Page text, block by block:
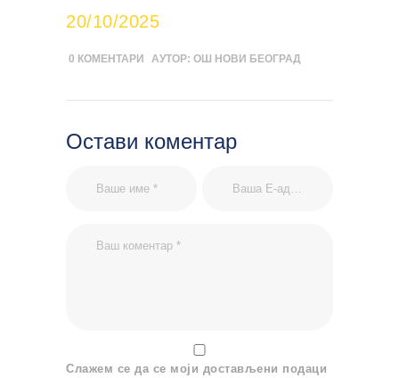
20/10/2025
0 КОМЕНТАРИ АУТОР: ОШ НОВИ БЕОГРАД
Остави коментар
Слажем се да се моји достављени подаци